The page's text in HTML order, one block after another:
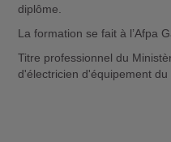
diplôme.
La formation se fait à l’Afpa
Titre professionnel du
d'électricien d'équipement du